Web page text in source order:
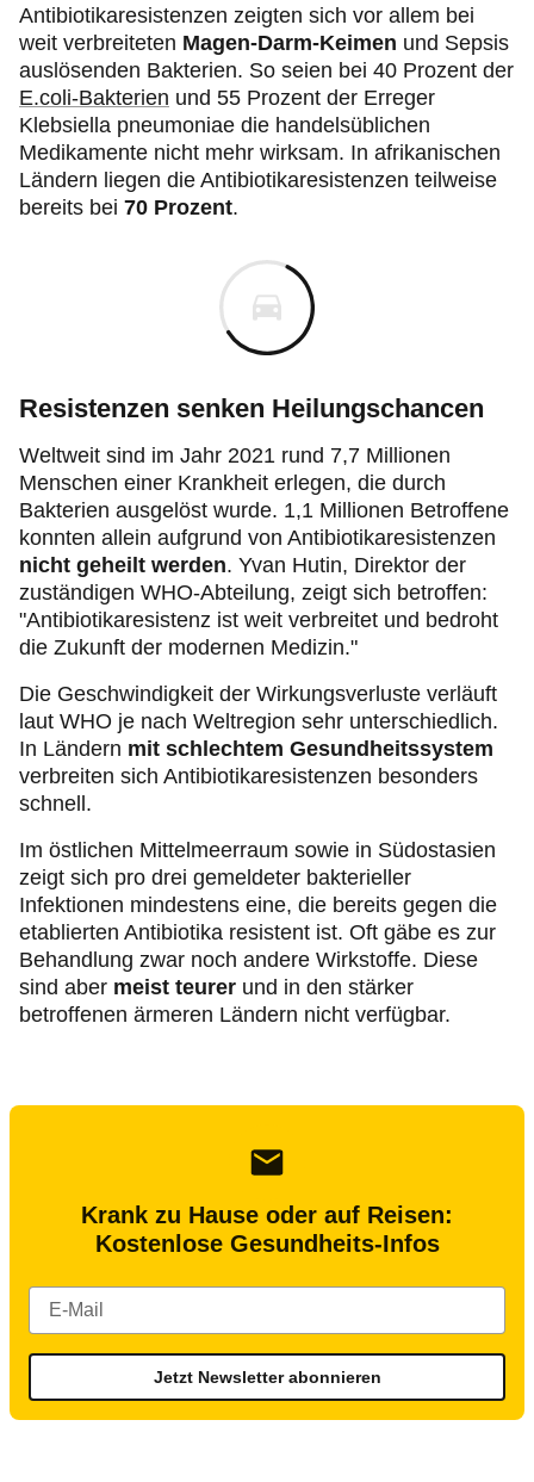
Antibiotikaresistenzen zeigten sich vor allem bei
weit verbreiteten Magen-Darm-Keimen und Sepsis
auslösenden Bakterien. So seien bei 40 Prozent der
E.coli-Bakterien und 55 Prozent der Erreger
Klebsiella pneumoniae die handelsüblichen
Medikamente nicht mehr wirksam. In afrikanischen
Ländern liegen die Antibiotikaresistenzen teilweise
bereits bei 70 Prozent.
Resistenzen senken Heilungschancen
Weltweit sind im Jahr 2021 rund 7,7 Millionen
Menschen einer Krankheit erlegen, die durch
Bakterien ausgelöst wurde. 1,1 Millionen Betroffene
konnten allein aufgrund von Antibiotikaresistenzen
nicht geheilt werden. Yvan Hutin, Direktor der
zuständigen WHO-Abteilung, zeigt sich betroffen:
"Antibiotikaresistenz ist weit verbreitet und bedroht
die Zukunft der modernen Medizin."
Die Geschwindigkeit der Wirkungsverluste verläuft
laut WHO je nach Weltregion sehr unterschiedlich.
In Ländern mit schlechtem Gesundheitssystem
verbreiten sich Antibiotikaresistenzen besonders
schnell.
Im östlichen Mittelmeerraum sowie in Südostasien
zeigt sich pro drei gemeldeter bakterieller
Infektionen mindestens eine, die bereits gegen die
etablierten Antibiotika resistent ist. Oft gäbe es zur
Behandlung zwar noch andere Wirkstoffe. Diese
sind aber meist teurer und in den stärker
betroffenen ärmeren Ländern nicht verfügbar.
Krank zu Hause oder auf Reisen:
Kostenlose Gesundheits-Infos
Jetzt Newsletter abonnieren